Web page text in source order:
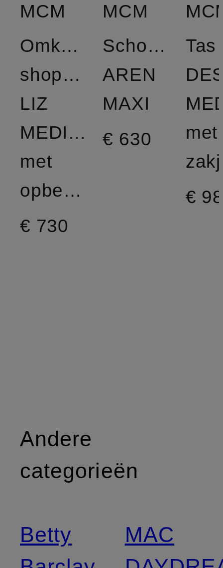
MCM
Omkeerbare
shopper
LIZ
MEDIUM
met
opbergvak
€ 730
MCM
Schoudertas
AREN
MAXI
€ 630
Tas
met
€
Andere
categorieën
Betty
MAC